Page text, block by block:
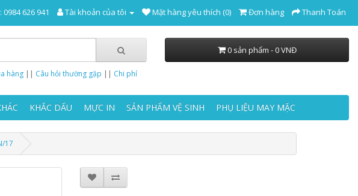
626 941 Tài khoản của tôi Mặt hàng yêu thích (0) Đơn hàng Thanh Toán
hàng || Câu hỏi thường gặp || Chi phí
0 sản phẩm - 0 VNĐ
KHẮC DẤU MỰC IN SẢN PHẨM VỆ SINH PHỤ LIỆU MAY MẶC
17